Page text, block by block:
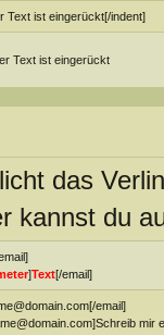
Text ist eingerückt[/indent]
Text ist eingerückt
das
kannst du
]Text[/email]
email]
mir